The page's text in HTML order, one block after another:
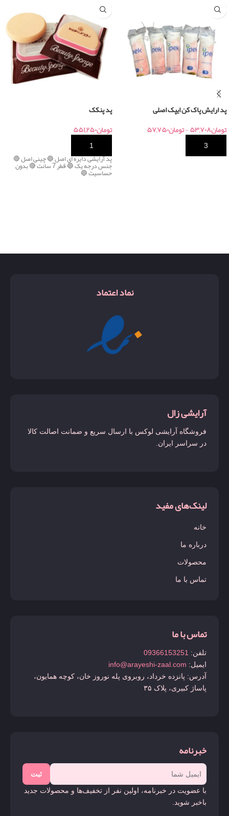
پد ارایش پاک کن ایپک اصلی
تومان۵۳,۷۰۸-تومان۵۷,۷۵۰
پد پنکک
تومان۵۵۱,۲۵۰
خرید
پد آرایشی دایره ای اصل 🔵 چینی اصل 🔴
جنس درجه یک 🔵 قطر 7 سانت 🔴 بدون
حساسیت 🔵
نماد اعتماد
آرایشی زال
فروشگاه آرایشی لوکس با ارسال سریع و ضمانت اصالت کالا
در سراسر ایران.
لینک‌های مفید
خانه
درباره ما
محصولات
تماس با ما
تماس با ما
تلفن: 09366153251
ایمیل: info@arayeshi-zaal.com
آدرس: پانزده خرداد، روبروی پله نوروز خان، کوچه همایون،
پاساژ کبیری، پلاک ۳۵
خبرنامه
ثبت
با عضویت در خبرنامه، اولین نفر از تخفیف‌ها و محصولات جدید
باخبر شوید.